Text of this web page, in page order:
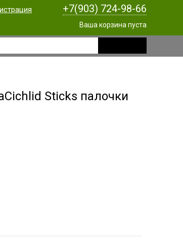
+7(903) 724-98-66
Ваша корзина пуста
Sticks палочки